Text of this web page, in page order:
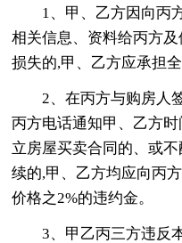
1、甲、乙方因向丙
相关信息、资料给丙方
损失的,甲、乙方应承担
2、在丙方与购房人
丙方电话通知甲、乙方
立房屋买卖合同的、或
续的,甲、乙方均应向丙
价格之2%的违约金。
3、甲乙丙三方违反